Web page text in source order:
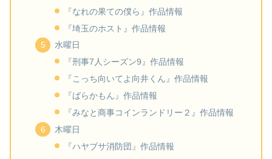
『なれの果ての僕ら』作品情報
『埼玉のホスト』作品情報
水曜日
『刑事7人シーズン9』作品情報
『こっち向いてよ向井くん』作品情報
『ばらかもん』作品情報
『みなと商事コインランドリー２』作品情報
木曜日
『ハヤブサ消防団』作品情報